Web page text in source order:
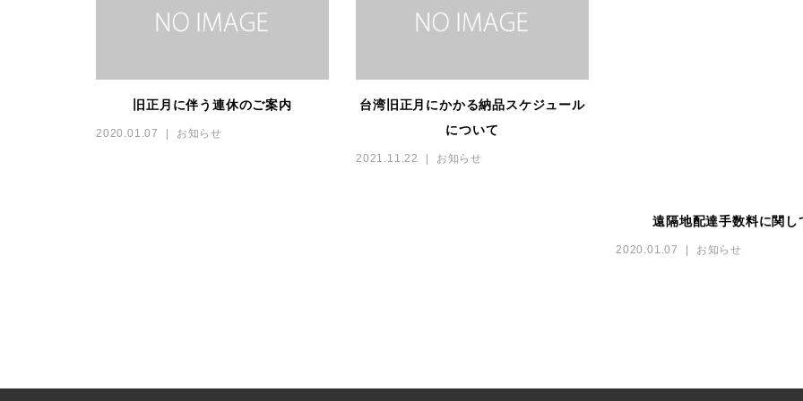
旧正月に伴う連休のご案内
2020.01.07 お知らせ
台湾旧正月にかかる納品スケジュール
について
2021.11.22 お知らせ
遠隔地配達手数料に関し
2020.01.07 お知らせ